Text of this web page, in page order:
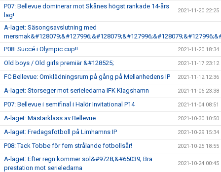
P07: Bellevue dominerar mot Skånes högst rankade 14-års
lag!
2021-11-20 22:25
A-laget: Säsongsavslutning med
P08: Succé i Olympic cup!!
2021-11-20 18:34
Old boys / Old girls premiär &#128525; 2021-11-17 23:12
FC Bellevue: Omklädningsrum på gång på Mellanhedens IP 2021-11-12 12:36
A-laget: Storseger mot serieledarna IFK Klagshamn 2021-11-06 23:38
P07: Bellevue i semifinal i Halör Invitational P14 2021-11-04 08:51
A-laget: Mästarklass av Bellevue 2021-10-30 10:50
A-laget: Fredagsfotboll på Limhamns IP 2021-10-29 15:34
P08: Tack Tobbe för fem strålande fotbollsår! 2021-10-25 18:55
A-laget: Efter regn kommer sol&#9728;&#65039; Bra
prestation mot serieledarna
2021-10-24 00:45